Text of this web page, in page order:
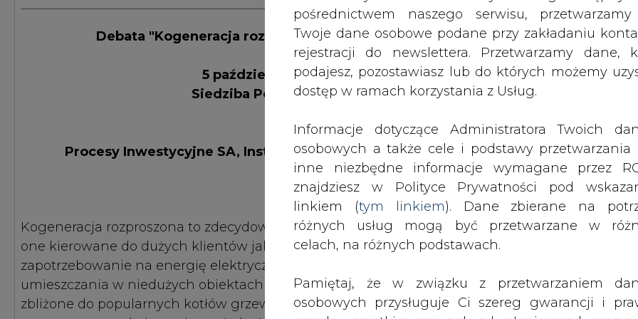
różnych usług mogą być przetwarzane w
celach, na różnych podstawach.
Pamiętaj, że w związku z przetwarzaniem
osobowych przysługuje Ci szereg gwarancji i
przede wszystkim prawo do odwołania zgody oraz
sprzeciwu wobec przetwarzania Twoich danych.
te będą przez nas bezwzględnie przestrzegane.
wniesienia sprzeciwu wobec przetwarzania
przyczyn związanych z Twoją szczególną
skutecznym wniesieniu prawa do sprzeciwu Twoje
nie będą przetwarzane o ile nie będzie istnieć
prawnie uzasadniona podstawa do
nadrzędna wobec Twoich interesów, praw i
podstawa do ustalenia, dochodzenia lub
roszczeń. Twoje dane nie będą przetwarzane w
marketingu własnego po zgłoszeniu sprzeciwu.
Kogeneracja rozproszona to zdecydowana nowość w ofercie rynkowej tego rodzaju systemów.
one kierowane do dużych klientów jaki i do klientów indywidualnych (mikrokogeneracja),
zapotrzebowanie na energię elektryczną nie przekracza 3 - 5 kW. Ich rozmiary predysponują je
umieszczania w niedużych obiektach a nawet naszych domach, ponieważ gabaryty ich są
zbliżone do popularnych kotłów grzewczych na gaz ziemny lub płynny. Energia elektryczna
generowana w skojarzeniu może być w całości zużyta w obiekcie, jak również w całości lub
sprzedana do sieci lub innym odbiorcom. Analiza wykorzystania energii z gazu czy biogazu
wskazuje, że tylko poprzez kogenerację rozproszoną mamy szansę wykorzystać nawet do 95
energii!
Kogeneracja rozproszona jest istotną częścią tzw. energetyki prosumenckiej, która może nam
co najmniej (wstępne oszacowanie potencjału dla Polski do 2030 r.):
1500 MW - piko wiatraków o mocy ~ 1- 4 kW
1500 MW - piko ogniw fotowoltaicznych o mocy ~ 1 -5 kW
1500 MW - piko ogniw paliwowych i silników stirlinga gazowych i biogazowych o mocy ~ 1-2 kW
Razem dadzą co najmniej 4500 MW mocy, z czego 1/3 mocy stabilnej, czyli więcej niż jeden